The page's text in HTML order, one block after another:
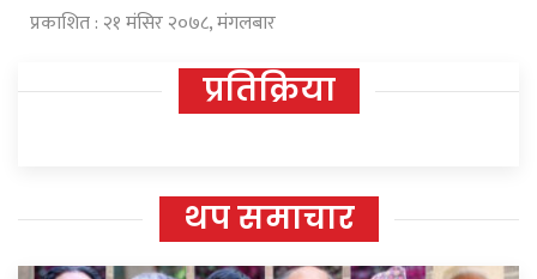
प्रकाशित : २१ मंसिर २०७८, मंगलबार
प्रतिक्रिया
थप समाचार